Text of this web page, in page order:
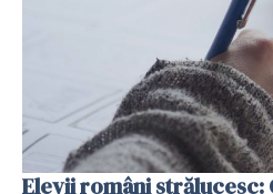
Elevii români strălucesc: